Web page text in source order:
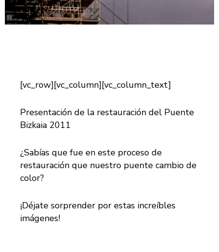
[vc_row][vc_column][vc_column_text]
Presentación de la restauración del Puente
Bizkaia 2011
¿Sabías que fue en este proceso de
restauración que nuestro puente cambio de
color?
¡Déjate sorprender por estas increíbles
imágenes!